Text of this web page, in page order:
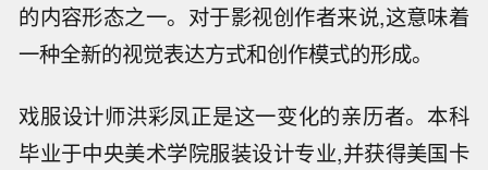
的内容形态之一。对于影视创作者来说,这意味着
一种全新的视觉表达方式和创作模式的形成。
戏服设计师洪彩凤正是这一变化的亲历者。本科
毕业于中央美术学院服装设计专业,并获得美国卡